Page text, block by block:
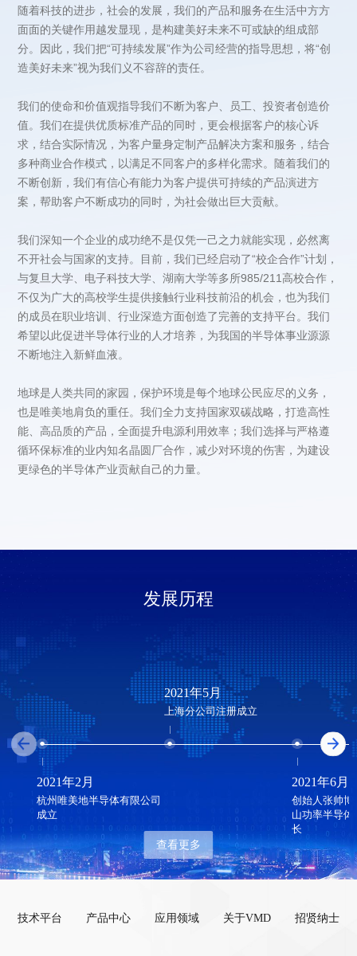
造美好未来”视为我们义不容辞的责任。
案，帮助客户不断成功的同时，为社会做出巨大贡献。
不断地注入新鲜血液。
更绿色的半导体产业贡献自己的力量。
发展历程
2021年2月
成立
2021年5月
上海分公司注册成立
2021年6月
长
查看更多
技术平台 产品中心 应用领域 关于VMD 招贤纳士